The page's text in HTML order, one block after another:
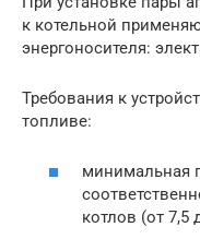
к котельной
энергоносителя:
Требования к
топливе:
минимальная
котлов (от 7,5